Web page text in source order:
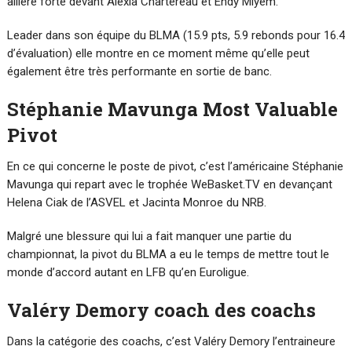
Leader dans son équipe du BLMA (15.9 pts, 5.9 rebonds pour 16.4
d’évaluation) elle montre en ce moment même qu’elle peut
également être très performante en sortie de banc.
Stéphanie Mavunga Most Valuable
Pivot
En ce qui concerne le poste de pivot, c’est l’américaine Stéphanie
Mavunga qui repart avec le trophée WeBasket.TV en devançant
Helena Ciak de l’ASVEL et Jacinta Monroe du NRB.
Malgré une blessure qui lui a fait manquer une partie du
championnat, la pivot du BLMA a eu le temps de mettre tout le
monde d’accord autant en LFB qu’en Euroligue.
Valéry Demory coach des coachs
Dans la catégorie des coachs, c’est Valéry Demory l’entraineure